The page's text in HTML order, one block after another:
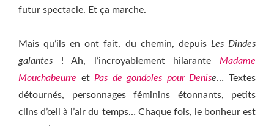
futur spectacle. Et ça marche.
Mais qu’ils en ont fait, du chemin, depuis Les Dindes
galantes ! Ah, l’incroyablement hilarante Madame
Mouchabeurre et Pas de gondoles pour Denise… Textes
détournés, personnages féminins étonnants, petits
clins d’œil à l’air du temps… Chaque fois, le bonheur est